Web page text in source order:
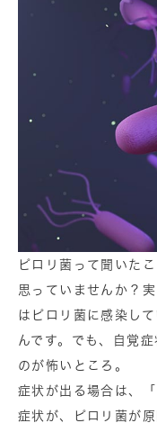
ピロリ菌って聞いた
思っていませんか？
はピロリ菌に感染し
んです。でも、自覚
のが怖いところ。
症状が出る場合は、
症状が、ピロリ菌が